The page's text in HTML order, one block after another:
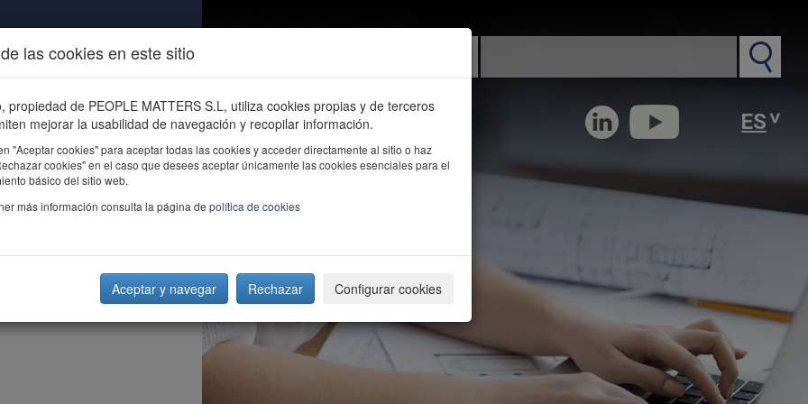
ÚNETE CONTACTO
las cookies en este sitio
propiedad de PEOPLE MATTERS S.L, utiliza cookies propias y de terceros
mejorar la usabilidad de navegación y recopilar información.
"Aceptar cookies" para aceptar todas las cookies y acceder directamente al sitio o haz
cookies" en el caso que desees aceptar únicamente las cookies esenciales para el
básico del sitio web.
más información consulta la página de política de cookies
Aceptar y navegar Rechazar Configurar cookies